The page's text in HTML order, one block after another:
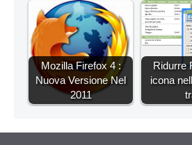
Mozilla Firefox 4 :
Nuova Versione Nel
2011
Ridurre
icona